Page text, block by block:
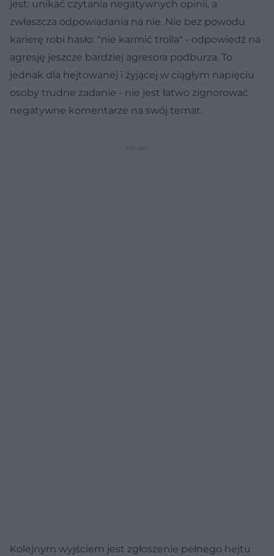
jest: unikać czytania negatywnych opinii, a
zwłaszcza odpowiadania na nie. Nie bez powodu
karierę robi hasło: "nie karmić trolla" - odpowiedź na
agresję jeszcze bardziej agresora podburza. To
jednak dla hejtowanej i żyjącej w ciągłym napięciu
osoby trudne zadanie - nie jest łatwo zignorować
negatywne komentarze na swój temat.
Kolejnym wyjściem jest zgłoszenie pełnego hejtu